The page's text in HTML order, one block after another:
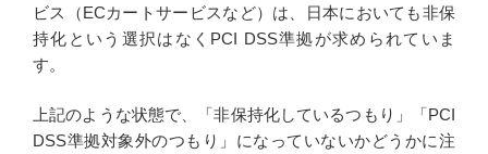
ビス（ECカートサービスなど）は、日本においても非保
持化という選択はなくPCI DSS準拠が求められていま
す。
上記のような状態で、「非保持化しているつもり」「PCI
DSS準拠対象外のつもり」になっていないかどうかに注